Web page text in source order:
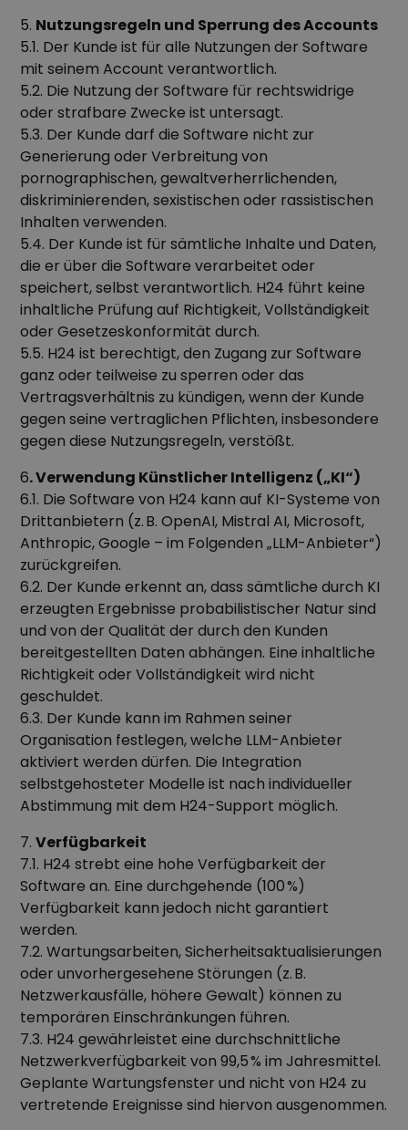
5. Nutzungsregeln und Sperrung des Accounts
5.1. Der Kunde ist für alle Nutzungen der Software
mit seinem Account verantwortlich.
5.2. Die Nutzung der Software für rechtswidrige
oder strafbare Zwecke ist untersagt.
5.3. Der Kunde darf die Software nicht zur
Generierung oder Verbreitung von
pornographischen, gewaltverherrlichenden,
diskriminierenden, sexistischen oder rassistischen
Inhalten verwenden.
5.4. Der Kunde ist für sämtliche Inhalte und Daten,
die er über die Software verarbeitet oder
speichert, selbst verantwortlich. H24 führt keine
inhaltliche Prüfung auf Richtigkeit, Vollständigkeit
oder Gesetzeskonformität durch.
5.5. H24 ist berechtigt, den Zugang zur Software
ganz oder teilweise zu sperren oder das
Vertragsverhältnis zu kündigen, wenn der Kunde
gegen seine vertraglichen Pflichten, insbesondere
gegen diese Nutzungsregeln, verstößt.
6. Verwendung Künstlicher Intelligenz („KI“)
6.1. Die Software von H24 kann auf KI-Systeme von
Drittanbietern (z. B. OpenAI, Mistral AI, Microsoft,
Anthropic, Google – im Folgenden „LLM-Anbieter“)
zurückgreifen.
6.2. Der Kunde erkennt an, dass sämtliche durch KI
erzeugten Ergebnisse probabilistischer Natur sind
und von der Qualität der durch den Kunden
bereitgestellten Daten abhängen. Eine inhaltliche
Richtigkeit oder Vollständigkeit wird nicht
geschuldet.
6.3. Der Kunde kann im Rahmen seiner
Organisation festlegen, welche LLM-Anbieter
aktiviert werden dürfen. Die Integration
selbstgehosteter Modelle ist nach individueller
Abstimmung mit dem H24-Support möglich.
7.Verfügbarkeit
7.1. H24 strebt eine hohe Verfügbarkeit der
Software an. Eine durchgehende (100 %)
Verfügbarkeit kann jedoch nicht garantiert
werden.
7.2. Wartungsarbeiten, Sicherheitsaktualisierungen
oder unvorhergesehene Störungen (z. B.
Netzwerkausfälle, höhere Gewalt) können zu
temporären Einschränkungen führen.
7.3. H24 gewährleistet eine durchschnittliche
Netzwerkverfügbarkeit von 99,5 % im Jahresmittel.
Geplante Wartungsfenster und nicht von H24 zu
vertretende Ereignisse sind hiervon ausgenommen.